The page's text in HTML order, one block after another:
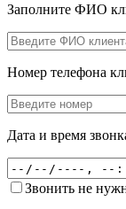
Заполните ФИО
Номер телефона
Дата и время
Звонить не